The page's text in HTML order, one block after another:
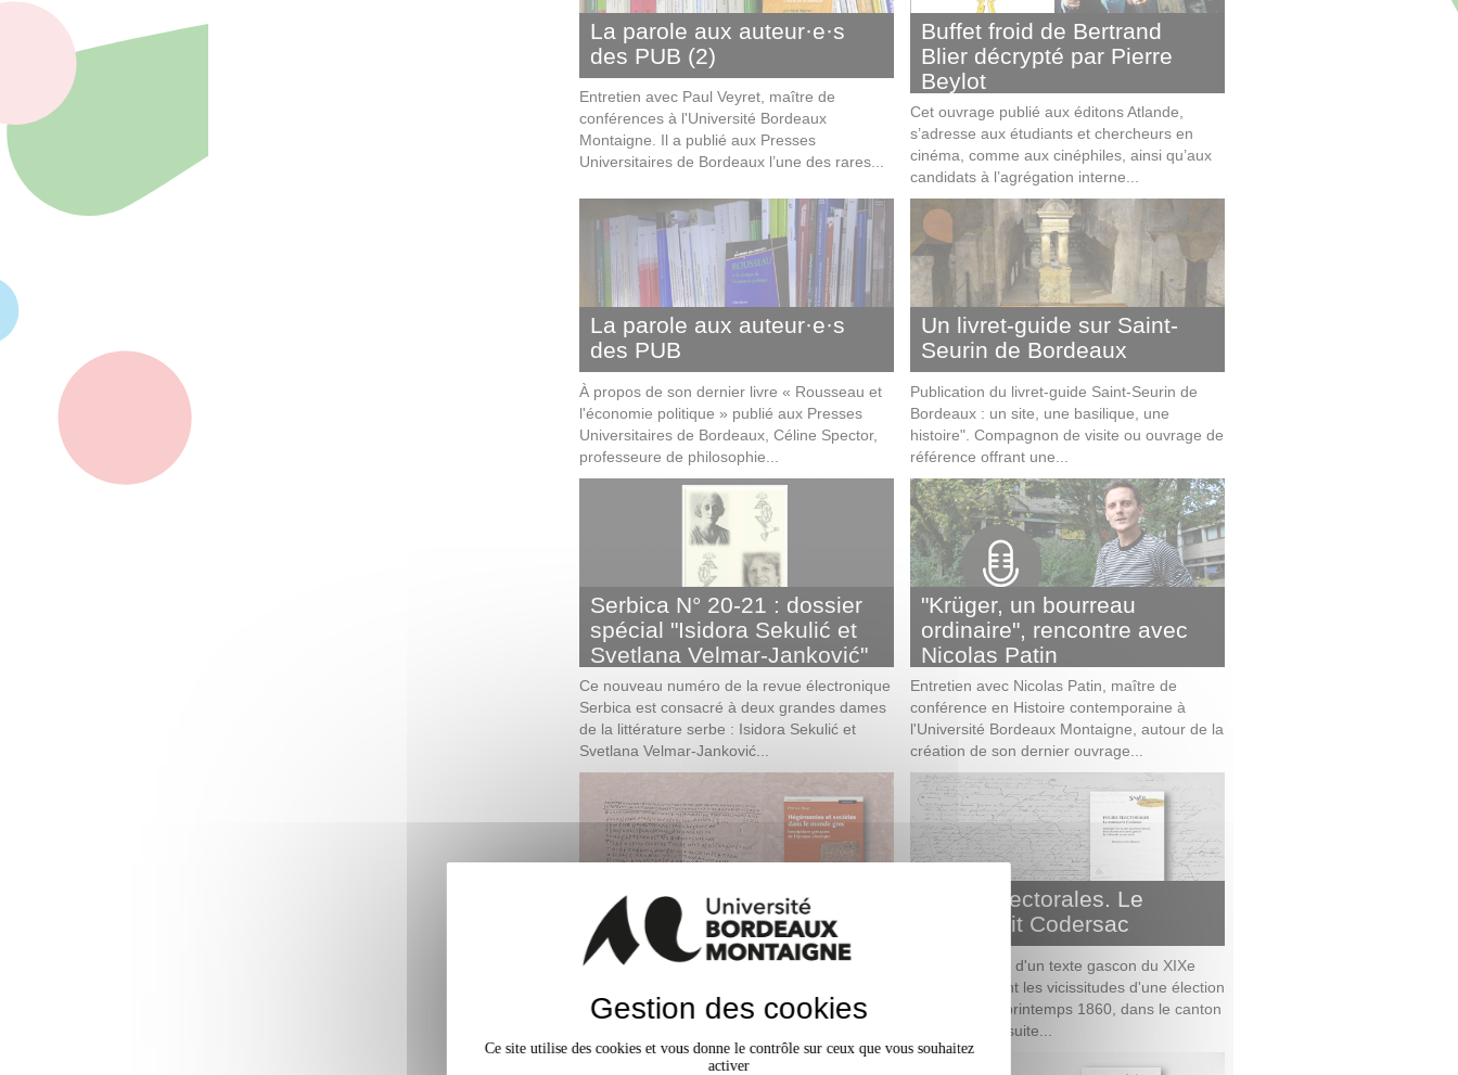
La parole aux auteur·e·s
des PUB (2)
Entretien avec Paul Veyret, maître de
conférences à l'Université Bordeaux
Montaigne. Il a publié aux Presses
Universitaires de Bordeaux l’une des rares...
Buffet froid de Bertrand
Blier décrypté par Pierre
Beylot
Cet ouvrage publié aux éditons Atlande,
s’adresse aux étudiants et chercheurs en
cinéma, comme aux cinéphiles, ainsi qu’aux
candidats à l’agrégation interne...
La parole aux auteur·e·s
des PUB
À propos de son dernier livre « Rousseau et
l'économie politique » publié aux Presses
Universitaires de Bordeaux, Céline Spector,
professeure de philosophie...
Un livret-guide sur Saint-
Seurin de Bordeaux
Publication du livret-guide Saint-Seurin de
Bordeaux : un site, une basilique, une
histoire". Compagnon de visite ou ouvrage de
référence offrant une...
Serbica N° 20-21 : dossier
spécial "Isidora Sekulić et
Svetlana Velmar-Janković"
Ce nouveau numéro de la revue électronique
Serbica est consacré à deux grandes dames
de la littérature serbe : Isidora Sekulić et
Svetlana Velmar-Janković...
"Krüger, un bourreau
ordinaire", rencontre avec
Nicolas Patin
Entretien avec Nicolas Patin, maître de
conférence en Histoire contemporaine à
l'Université Bordeaux Montaigne, autour de la
création de son dernier ouvrage...
Hégémonies et sociétés
dans le monde grec
Nouvel ouvrage dans la collection "Parcours
inscriptions grecques permet de comprendre
Folies électorales. Le
manuscrit Codersac
Edition critique d'un texte gascon du XIXe
siècle racontant les vicissitudes d'une élection
organisée au printemps 1860, dans le canton
de Codersac, suite...
Gestion des cookies
Ce site utilise des cookies et vous donne le contrôle sur ceux que vous souhaitez
activer